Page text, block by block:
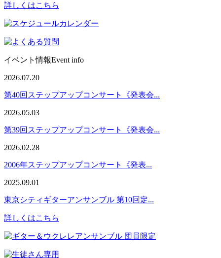
詳しくはこちら
イベント情報Event info
2026.07.20
第40回ステップアップコンサート《発表会...
2026.05.03
第39回ステップアップコンサート《発表会...
2026.02.28
2006年ステップアップコンサート《発表...
2025.09.01
東京シティギターアンサンブル 第10回定...
詳しくはこちら